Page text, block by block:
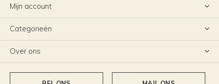
Mijn account
Categorieën
Over ons